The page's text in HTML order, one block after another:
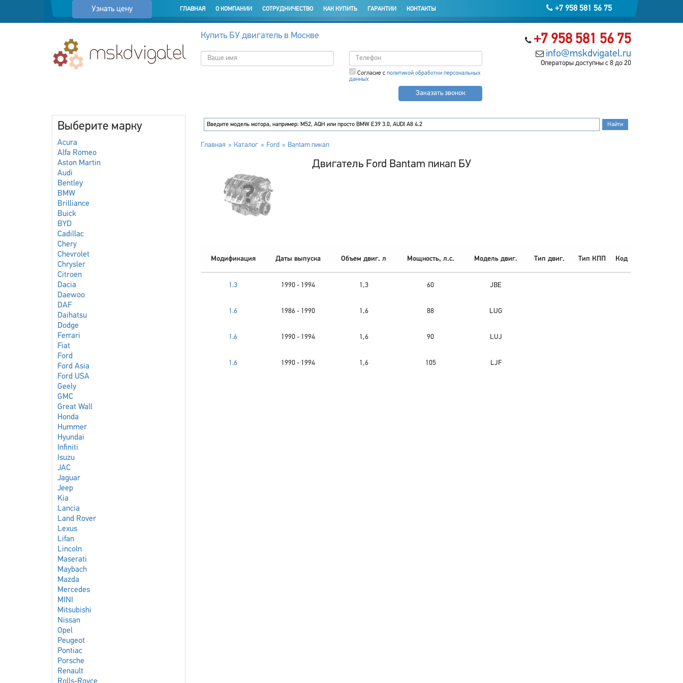
Узнать цену +7 958 581 56 75
ГЛАВНАЯ О КОМПАНИИ СОТРУДНИЧЕСТВО КАК КУПИТЬ ГАРАНТИИ КОНТАКТЫ
+7 958 581 56 75
info@mskdvigatel.ru
Операторы доступны с 8 до 20
Купить БУ двигатель в Москве
Согласие с политикой обработки персональных
данных
Заказать звонок
Выберите марку
Acura
Alfa Romeo
Aston Martin
Audi
Bentley
BMW
Brilliance
Buick
BYD
Cadillac
Chery
Chevrolet
Chrysler
Citroen
Dacia
Daewoo
DAF
Daihatsu
Dodge
Ferrari
Fiat
Ford
Ford Asia
Ford USA
Geely
GMC
Great Wall
Honda
Hummer
Hyundai
Infiniti
Isuzu
JAC
Jaguar
Jeep
Kia
Lancia
Land Rover
Lexus
Lifan
Lincoln
Maserati
Maybach
Mazda
Mercedes
MINI
Mitsubishi
Nissan
Opel
Peugeot
Pontiac
Porsche
Renault
Главная Каталог Ford Bantam пикап
Двигатель Ford Bantam пикап БУ
Модификация Даты выпуска Объем двиг. л Мощность, л.с. Модель двиг. Тип двиг. Тип КПП Код
1.3 1990 - 1994 1,3 60 JBE
1.6 1986 - 1990 1,6 88 LUG
1.6 1990 - 1994 1,6 90 LUJ
1.6 1990 - 1994 1,6 105 LJF